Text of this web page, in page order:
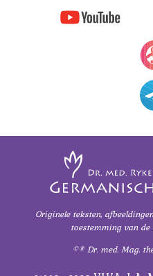
Originele teksten,
toestemming van
©® Dr. med. Mag.